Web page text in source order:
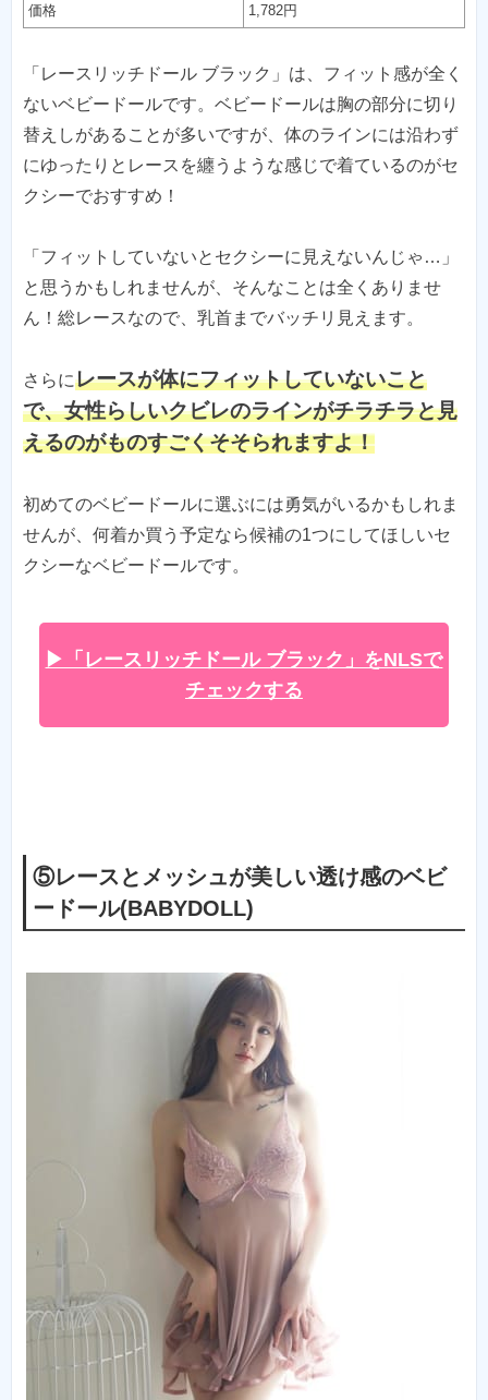
価格 1,782円
「レースリッチドール ブラック」は、フィット感が全く
ないベビードールです。ベビードールは胸の部分に切り
替えしがあることが多いですが、体のラインには沿わず
にゆったりとレースを纏うような感じで着ているのがセ
クシーでおすすめ！
「フィットしていないとセクシーに見えないんじゃ…」
と思うかもしれませんが、そんなことは全くありませ
ん！総レースなので、乳首までバッチリ見えます。
さらにレースが体にフィットしていないこと
で、女性らしいクビレのラインがチラチラと見
えるのがものすごくそそられますよ！
初めてのベビードールに選ぶには勇気がいるかもしれま
せんが、何着か買う予定なら候補の1つにしてほしいセ
クシーなベビードールです。
▶「レースリッチドール ブラック」をNLSで
チェックする
⑤レースとメッシュが美しい透け感のベビ
ードール(BABYDOLL)